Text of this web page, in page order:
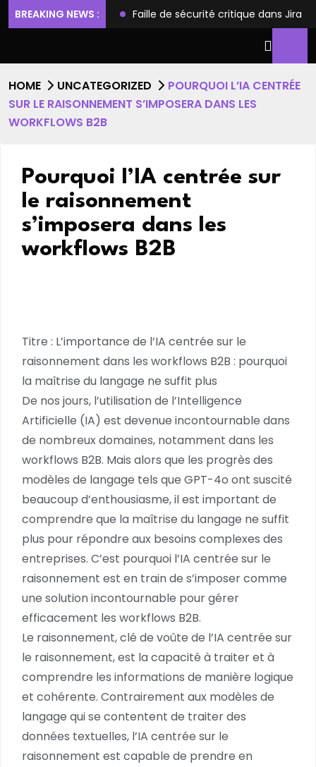
BREAKING NEWS :
et l’accès root Faille de sécurité critique dans Jira
HOME UNCATEGORIZED
POURQUOI L’IA CENTRÉE
SUR LE RAISONNEMENT S’IMPOSERA DANS LES
WORKFLOWS B2B
Pourquoi l’IA centrée sur
le raisonnement
s’imposera dans les
workflows B2B
Titre : L’importance de l’IA centrée sur le
raisonnement dans les workflows B2B : pourquoi
la maîtrise du langage ne suffit plus
De nos jours, l’utilisation de l’Intelligence
Artificielle (IA) est devenue incontournable dans
de nombreux domaines, notamment dans les
workflows B2B. Mais alors que les progrès des
modèles de langage tels que GPT-4o ont suscité
beaucoup d’enthousiasme, il est important de
comprendre que la maîtrise du langage ne suffit
plus pour répondre aux besoins complexes des
entreprises. C’est pourquoi l’IA centrée sur le
raisonnement est en train de s’imposer comme
une solution incontournable pour gérer
efficacement les workflows B2B.
Le raisonnement, clé de voûte de l’IA centrée sur
le raisonnement, est la capacité à traiter et à
comprendre les informations de manière logique
et cohérente. Contrairement aux modèles de
langage qui se contentent de traiter des
données textuelles, l’IA centrée sur le
raisonnement est capable de prendre en